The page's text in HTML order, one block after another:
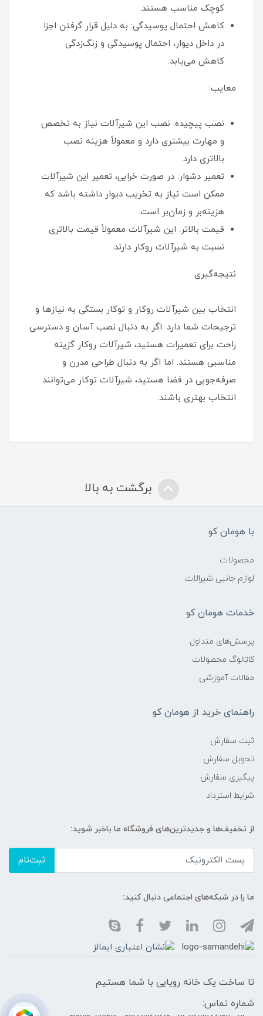
کوچک مناسب هستند.
کاهش احتمال پوسیدگی: به دلیل قرار گرفتن اجزا
در داخل دیوار، احتمال پوسیدگی و زنگ‌زدگی
کاهش می‌یابد.
معایب:
نصب پیچیده: نصب این شیرآلات نیاز به تخصص
و مهارت بیشتری دارد و معمولاً هزینه نصب
بالاتری دارد.
تعمیر دشوار: در صورت خرابی، تعمیر این شیرآلات
ممکن است نیاز به تخریب دیوار داشته باشد که
هزینه‌بر و زمان‌بر است.
قیمت بالاتر: این شیرآلات معمولاً قیمت بالاتری
نسبت به شیرآلات روکار دارند.
نتیجه‌گیری
انتخاب بین شیرآلات روکار و توکار بستگی به نیازها و
ترجیحات شما دارد. اگر به دنبال نصب آسان و دسترسی
راحت برای تعمیرات هستید، شیرآلات روکار گزینه
مناسبی هستند. اما اگر به دنبال طراحی مدرن و
صرفه‌جویی در فضا هستید، شیرآلات توکار می‌توانند
انتخاب بهتری باشند.
برگشت به بالا
با هومان کو
محصولات
لوازم جانبی شیرالات
خدمات هومان کو
پرسش‌های متداول
کاتالوگ محصولات
مقالات آموزشی
راهنمای خرید از هومان کو
ثبت سفارش
تحویل سفارش
پیگیری سفارش
شرایط استرداد
از تخفیف‌ها و جدیدترین‌های فروشگاه ما باخبر شوید:
ثبت‌نام
ما را در شبکه‌های اجتماعی دنبال کنید:
تا ساخت یک خانه رویایی با شما هستیم
شماره تماس: